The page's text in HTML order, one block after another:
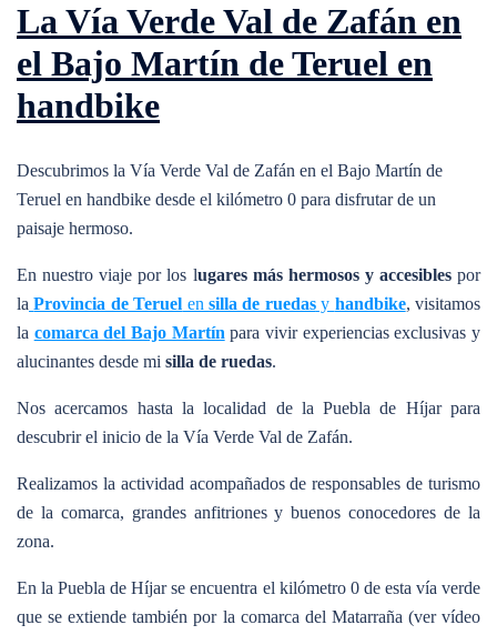
La Vía Verde Val de Zafán en
el Bajo Martín de Teruel en
handbike
Descubrimos la Vía Verde Val de Zafán en el Bajo Martín de
Teruel en handbike desde el kilómetro 0 para disfrutar de un
paisaje hermoso.
En nuestro viaje por los lugares más hermosos y accesiblespor
la Provincia de Teruel ensilla de ruedasy handbike, visitamos
la comarca del Bajo Martín para vivir experiencias exclusivas y
alucinantes desde mi silla de ruedas.
Nos acercamos hasta la localidad de la Puebla de Híjar para
descubrir el inicio de la Vía Verde Val de Zafán.
Realizamos la actividad acompañados de responsables de turismo
de la comarca, grandes anfitriones y buenos conocedores de la
zona.
En la Puebla de Híjar se encuentra el kilómetro 0 de esta vía verde
que se extiende también por la comarca del Matarraña (ver vídeo